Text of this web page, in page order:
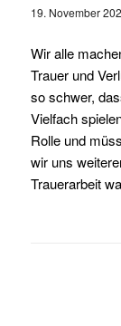
19. November
Wir alle
Trauer und
so schwer,
Vielfach
Rolle und
wir uns
Trauerarbeit